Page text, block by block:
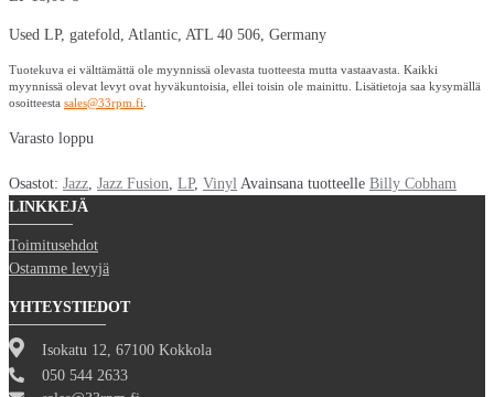
Used LP, gatefold, Atlantic, ATL 40 506, Germany
Tuotekuva ei välttämättä ole myynnissä olevasta tuotteesta mutta vastaavasta. Kaikki
myynnissä olevat levyt ovat hyväkuntoisia, ellei toisin ole mainittu. Lisätietoja saa kysymällä
osoitteesta sales@33rpm.fi
Varasto loppu
Osastot: Jazz Jazz Fusion LP, Vinyl Avainsana tuotteelle Billy Cobham
LINKKEJÄ
Toimitusehdot
Ostamme levyjä
YHTEYSTIEDOT
Isokatu 12, 67100 Kokkola
050 544 2633